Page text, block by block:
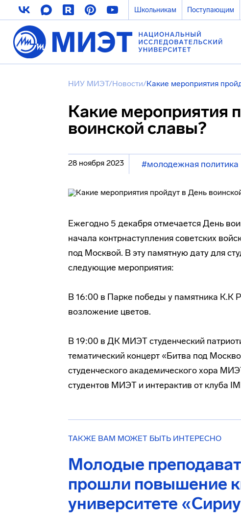
Школьникам Поступающим
НИУ МИЭТ/Новости/Какие мероприятия
Какие мероприятия
воинской славы?
28 ноября 2023 #молодежная политика
Ежегодно 5 декабря отмечается День
начала контрнаступления советских
под Москвой. В эту памятную дату для
следующие мероприятия:
В 16:00 в Парке победы у памятника К.К
возложение цветов.
В 19:00 в ДК МИЭТ студенческий
тематический концерт «Битва под
студенческого академического хора
студентов МИЭТ и интерактив от клуба
ТАКЖЕ ВАМ МОЖЕТ БЫТЬ ИНТЕРЕСНО
Молодые
прошли повышение
университете